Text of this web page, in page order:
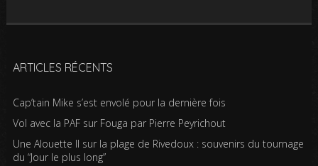
ARTICLES RÉCENTS
Cap’tain Mike s’est envolé pour la dernière fois
Vol avec la PAF sur Fouga par Pierre Peyrichout
Une Alouette II sur la plage de Rivedoux : souvenirs du tournage
du “Jour le plus long”